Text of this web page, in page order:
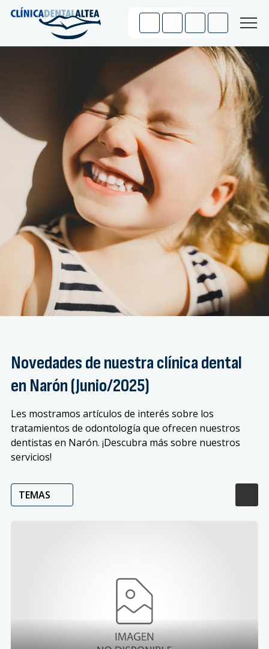
Novedades de nuestra clínica dental
en Narón (Junio/2025)
Les mostramos artículos de interés sobre los
tratamientos de odontología que ofrecen nuestros
dentistas en Narón. ¡Descubra más sobre nuestros
servicios!
TEMAS